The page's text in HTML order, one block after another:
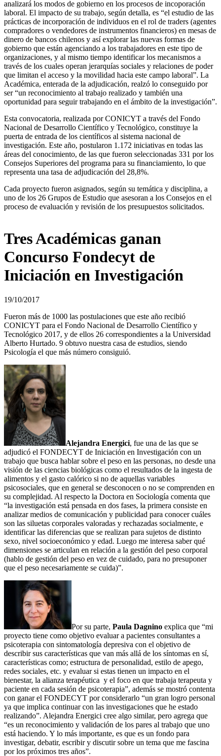
analizará los modos de gobierno en los procesos de incoporación
laboral. El impacto de su trabajo, según detalla, es “el estudio de las
prácticas de incorporación de individuos en el rol de traders (agentes
compradores o vendedores de instrumentos financieros) en mesas de
dinero de bancos chilenos y así explorar las nuevas formas de
gobierno que están agenciando a los trabajadores en este tipo de
organizaciones, y al mismo tiempo identificar los mecanismos a
través de los cuales operan jerarquías sociales y relaciones de poder
que limitan el acceso y la movilidad hacia este campo laboral”. La
Académica, enterada de la adjudicación, realzó lo conseguido por
ser “un reconocimiento al trabajo realizado y también una
oportunidad para seguir trabajando en el ámbito de la investigación”.
Esta convocatoria, realizada por CONICYT a través del Fondo
Nacional de Desarrollo Científico y Tecnológico, constituye la
puerta de entrada de los científicos al sistema nacional de
investigación. Este año, postularon 1.172 iniciativas en todas las
áreas del conocimiento, de las que fueron seleccionadas 331 por los
Consejos Superiores del programa para su financiamiento, lo que
representa una tasa de adjudicación del 28,8%.
Cada proyecto fueron asignados, según su temática y disciplina, a
uno de los 26 Grupos de Estudio que asesoran a los Consejos en el
proceso de evaluación y revisión de los presupuestos solicitados.
Tres Académicas ganan
Concurso Fondecyt de
Iniciación en Investigación
19/10/2017
Fueron más de 1000 las postulaciones que este año recibió
CONICYT para el Fondo Nacional de Desarrollo Científico y
Tecnológico 2017, y de ellos 26 correspondientes a la Universidad
Alberto Hurtado. 9 obtuvo nuestra casa de estudios, siendo
Psicología el que más número consiguió.
Alejandra Energici, fue una de las que se
adjudicó el FONDECYT de Iniciación en Investigación con un
trabajo que busca hablar sobre el peso en las personas, no desde una
visión de las ciencias biológicas como el resultados de la ingesta de
alimentos y el gasto calórico si no de aquellas variables
psicosociales, que en general se desconocen o no se comprenden en
su complejidad. Al respecto la Doctora en Sociología comenta que
“la investigación está pensada en dos fases, la primera consiste en
analizar medios de comunicación y publicidad para conocer cuáles
son las siluetas corporales valoradas y rechazadas socialmente, e
identificar las diferencias que se realizan para sujetos de distinto
sexo, nivel socioeconómico y edad. Luego me interesa saber qué
dimensiones se articulan en relación a la gestión del peso corporal
(hablo de gestión del peso en vez de cuidado, para no presuponer
que el peso necesariamente se cuida)”.
Por su parte, Paula Dagnino explica que “mi
proyecto tiene como objetivo evaluar a pacientes consultantes a
psicoterapia con sintomatología depresiva con el objetivo de
describir sus características que van más allá de los síntomas en sí,
características como; estructura de personalidad, estilo de apego,
redes sociales, etc. y evaluar si estas tienen un impacto en el
bienestar, la alianza terapéutica y el foco en que trabaja terapeuta y
paciente en cada sesión de psicoterapia”, además se mostró contenta
con ganar el FONDECYT por considerarlo “un gran logro personal
ya que implica continuar con las investigaciones que he estado
realizando”. Alejandra Energici cree algo similar, pero agrega que
“es un reconocimiento y validación de los pares al trabajo que uno
está haciendo. Y lo más importante, es que es un fondo para
investigar, debatir, escribir y discutir sobre un tema que me fascina
por los próximos tres años”.